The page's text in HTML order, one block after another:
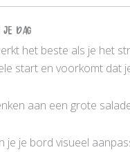
dag
het beste als je het
start en voorkomt dat
aan een grote
je je bord visueel